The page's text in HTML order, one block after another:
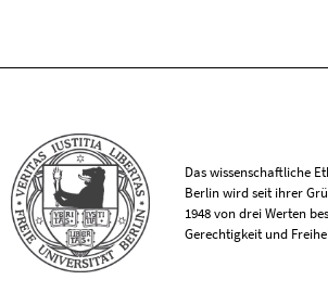
Das wissenschaftliche
Berlin wird seit ihrer
1948 von drei Werten
Gerechtigkeit und